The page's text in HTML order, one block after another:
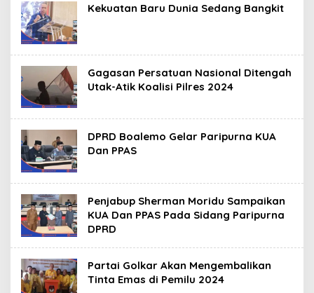
Kekuatan Baru Dunia Sedang Bangkit
Gagasan Persatuan Nasional Ditengah
Utak-Atik Koalisi Pilres 2024
DPRD Boalemo Gelar Paripurna KUA
Dan PPAS
Penjabup Sherman Moridu Sampaikan
KUA Dan PPAS Pada Sidang Paripurna
DPRD
Partai Golkar Akan Mengembalikan
Tinta Emas di Pemilu 2024